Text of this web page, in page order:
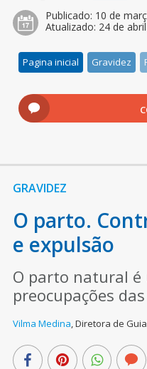
Publicado: 10 de
Atualizado: 24 de
Pagina inicial Gravidez
GRAVIDEZ
O parto.
e expulsão
O parto natural é
preocupações
Vilma Medina,Diretora de